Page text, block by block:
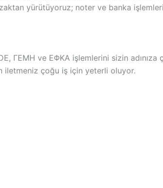
yürütüyoruz; noter ve banka
ΓΕΜΗ ve ΕΦΚΑ işlemlerini sizin
iletmeniz çoğu iş için yeterli oluyor.